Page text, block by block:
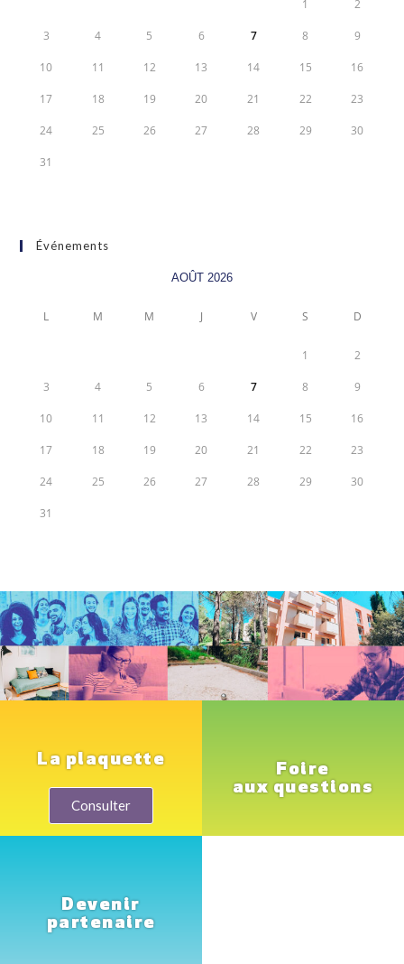
1 2
3 4 5 6 7 8 9
10 11 12 13 14 15 16
17 18 19 20 21 22 23
24 25 26 27 28 29 30
31
Événements
AOÛT 2026
L M M J V S D
1 2
3 4 5 6 7 8 9
10 11 12 13 14 15 16
17 18 19 20 21 22 23
24 25 26 27 28 29 30
31
La plaquette
Consulter
Foire
aux questions
Devenir
partenaire